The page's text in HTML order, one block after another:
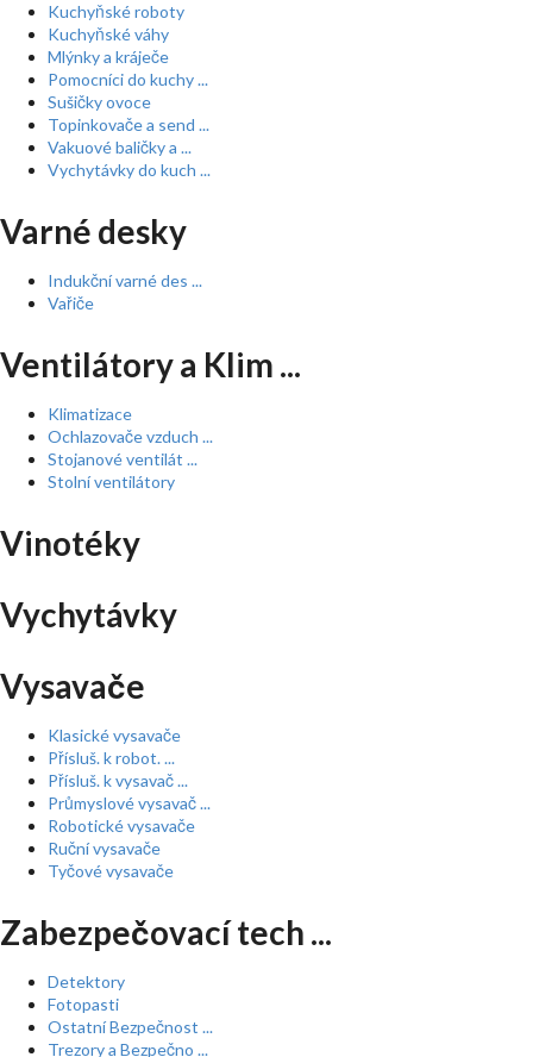
Kuchyňské roboty
Kuchyňské váhy
Mlýnky a kráječe
Pomocníci do kuchy ...
Sušičky ovoce
Topinkovače a send ...
Vakuové baličky a ...
Vychytávky do kuch ...
Varné desky
Indukční varné des ...
Vařiče
Ventilátory a Klim ...
Klimatizace
Ochlazovače vzduch ...
Stojanové ventilát ...
Stolní ventilátory
Vinotéky
Vychytávky
Vysavače
Klasické vysavače
Přísluš. k robot. ...
Přísluš. k vysavač ...
Průmyslové vysavač ...
Robotické vysavače
Ruční vysavače
Tyčové vysavače
Zabezpečovací tech ...
Detektory
Fotopasti
Ostatní Bezpečnost ...
Trezory a Bezpečno ...